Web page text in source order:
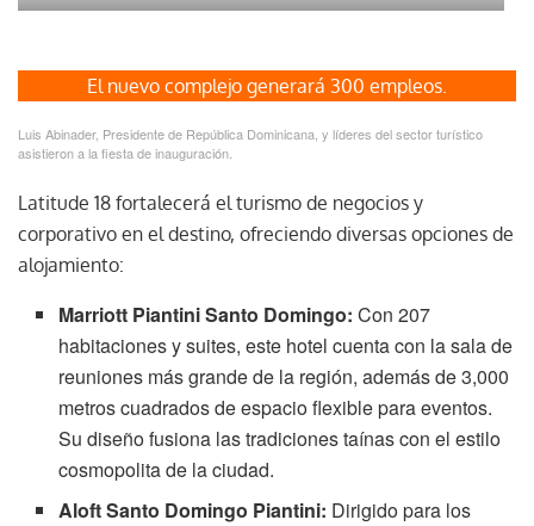
El nuevo complejo generará 300 empleos.
Luis Abinader, Presidente de República Dominicana, y líderes del sector turístico
asistieron a la fiesta de inauguración.
Latitude 18 fortalecerá el turismo de negocios y
corporativo en el destino, ofreciendo diversas opciones de
alojamiento:
Marriott Piantini Santo Domingo: Con 207
habitaciones y suites, este hotel cuenta con la sala de
reuniones más grande de la región, además de 3,000
metros cuadrados de espacio flexible para eventos.
Su diseño fusiona las tradiciones taínas con el estilo
cosmopolita de la ciudad.
Aloft Santo Domingo Piantini: Dirigido para los